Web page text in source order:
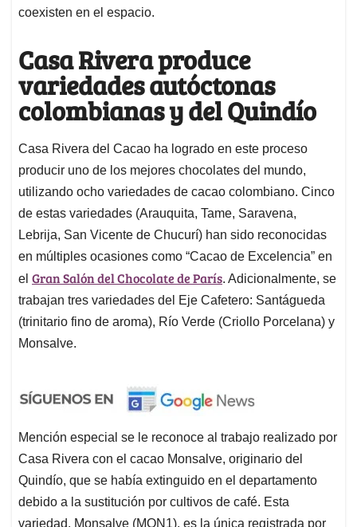
coexisten en el espacio.
Casa Rivera produce
variedades autóctonas
colombianas y del Quindío
Casa Rivera del Cacao ha logrado en este proceso
producir uno de los mejores chocolates del mundo,
utilizando ocho variedades de cacao colombiano. Cinco
de estas variedades (Arauquita, Tame, Saravena,
Lebrija, San Vicente de Chucurí) han sido reconocidas
en múltiples ocasiones como “Cacao de Excelencia” en
el Gran Salón del Chocolate de París. Adicionalmente, se
trabajan tres variedades del Eje Cafetero: Santágueda
(trinitario fino de aroma), Río Verde (Criollo Porcelana) y
Monsalve.
Mención especial se le reconoce al trabajo realizado por
Casa Rivera con el cacao Monsalve, originario del
Quindío, que se había extinguido en el departamento
debido a la sustitución por cultivos de café. Esta
variedad, Monsalve (MON1), es la única registrada por